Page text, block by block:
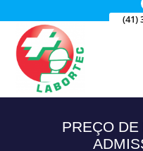
(41)
PREÇO